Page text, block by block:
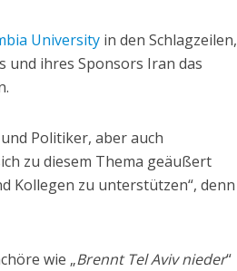
University in den Schlagzeilen,
ihres Sponsors Iran das
Politiker, aber auch
zu diesem Thema geäußert
Kollegen zu unterstützen“, denn
wie „Brennt Tel Aviv nieder“